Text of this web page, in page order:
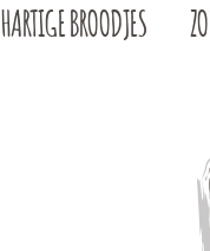
HARTIGE BROODJES